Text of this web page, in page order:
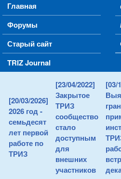
Main menu
Главная
Форумы
Старый сайт
TRIZ Journal
[20/03/2026]
2026 год -
семьдесят
лет первой
работе по
ТРИЗ
[23/04/2022]
Закрытое
ТРИЗ
сообщество
стало
доступным
для
внешних
участников
[03/